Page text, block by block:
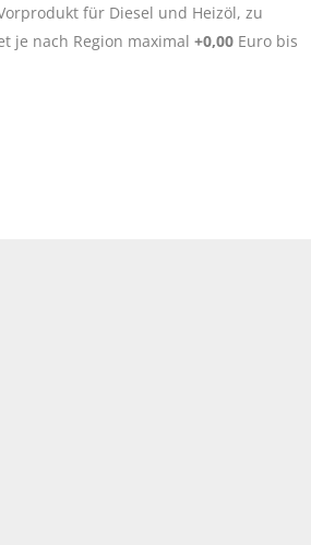
für Diesel und Heizöl, zu
je nach Region maximal +0,00 Euro bis